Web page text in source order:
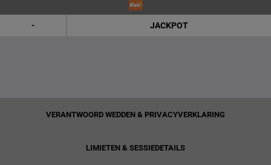
- JACKPOT
VERANTWOORD WEDDEN & PRIVACYVERKLARING
LIMIETEN & SESSIEDETAILS